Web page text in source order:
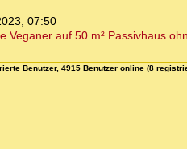
07:50
Veganer auf 50 m² Passivhaus
Benutzer, 4915 Benutzer online (8